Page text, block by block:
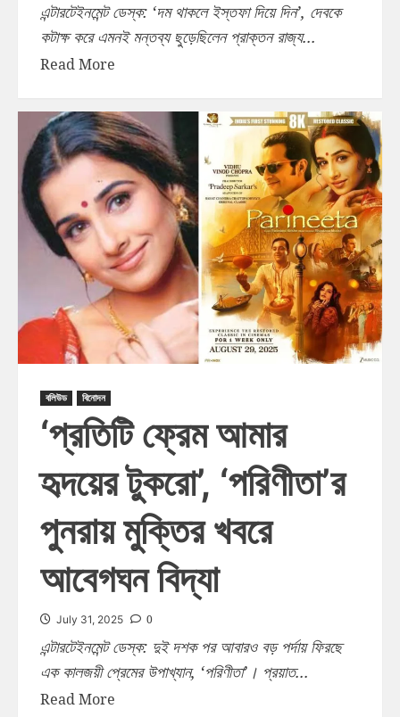
এন্টারটেইনমেন্ট ডেস্ক: ‘দম থাকলে ইস্তফা দিয়ে দিন’, দেবকে
কটাক্ষ করে এমনই মন্তব্য ছুড়েছিলেন প্রাক্তন রাজ্য...
Read More
বলিউড বিনোদন
‘প্রতিটি ফ্রেম আমার
হৃদয়ের টুকরো’, ‘পরিণীতা’র
পুনরায় মুক্তির খবরে
আবেগঘন বিদ্যা
July 31, 2025 0
এন্টারটেইনমেন্ট ডেস্ক: দুই দশক পর আবারও বড় পর্দায় ফিরছে
এক কালজয়ী প্রেমের উপাখ্যান, ‘পরিণীতা’। প্রয়াত...
Read More